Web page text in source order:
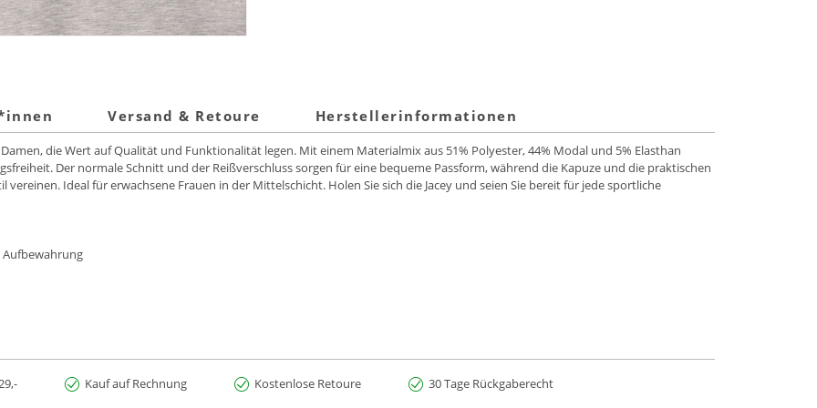
Versand & Retoure Herstellerinformationen
die Wert auf Qualität und Funktionalität legen. Mit einem Materialmix aus 51% Polyester, 44% Modal und 5% Elasthan
Der normale Schnitt und der Reißverschluss sorgen für eine bequeme Passform, während die Kapuze und die praktischen
Ideal für erwachsene Frauen in der Mittelschicht. Holen Sie sich die Jacey und seien Sie bereit für jede sportliche
Aufbewahrung
Kauf auf Rechnung Kostenlose Retoure 30 Tage Rückgaberecht